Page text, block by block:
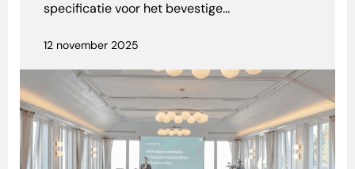
specificatie voor het bevestige...
12 november 2025